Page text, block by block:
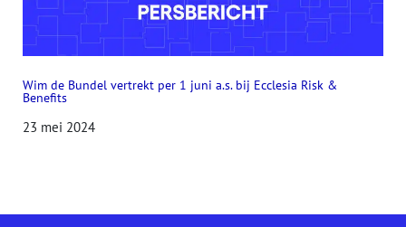
Wim de Bundel vertrekt per 1 juni a.s. bij Ecclesia Risk &
Benefits
23 mei 2024